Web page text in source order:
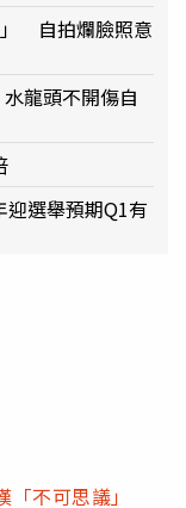
」 自拍爛臉照意
龍頭不開傷自
選舉預期Q1有
「不可思議」